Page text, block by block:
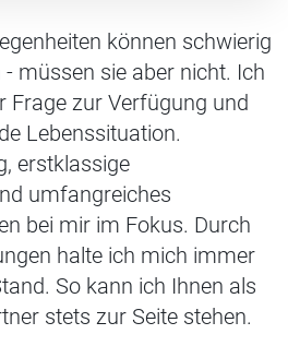
können schwierig
müssen sie aber nicht. Ich
Frage zur Verfügung und
Lebenssituation.
erstklassige
umfangreiches
bei mir im Fokus. Durch
halte ich mich immer
So kann ich Ihnen als
stets zur Seite stehen.